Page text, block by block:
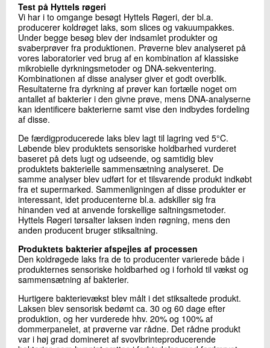
Send
Test på Hyttels røgeri
Vi har i to omgange besøgt Hyttels Røgeri, der bl.a.
producerer koldrøget laks, som slices og vakuumpakkes.
Under begge besøg blev der indsamlet produkter og
svaberprøver fra produktionen. Prøverne blev analyseret på
vores laboratorier ved brug af en kombination af klassiske
mikrobielle dyrkningsmetoder og DNA-sekventering.
Kombinationen af disse analyser giver et godt overblik.
Resultaterne fra dyrkning af prøver kan fortælle noget om
antallet af bakterier i den givne prøve, mens DNA-analyserne
kan identificere bakterierne samt vise den indbydes fordeling
af disse.
De færdigproducerede laks blev lagt til lagring ved 5°C.
Løbende blev produktets sensoriske holdbarhed vurderet
baseret på dets lugt og udseende, og samtidig blev
produktets bakterielle sammensætning analyseret. De
samme analyser blev udført for et tilsvarende produkt indkøbt
fra et supermarked. Sammenligningen af disse produkter er
interessant, idet producenterne bl.a. adskiller sig fra
hinanden ved at anvende forskellige saltningsmetoder.
Hyttels Røgeri tørsalter laksen inden røgning, mens den
anden producent bruger stiksaltning.
Produktets bakterier afspejles af processen
Den koldrøgede laks fra de to producenter varierede både i
produkternes sensoriske holdbarhed og i forhold til vækst og
sammensætning af bakterier.
Hurtigere bakterievækst blev målt i det stiksaltede produkt.
Laksen blev sensorisk bedømt ca. 30 og 60 dage efter
produktion, og her vurderede hhv. 20% og 100% af
dommerpanelet, at prøverne var rådne. Det rådne produkt
var i høj grad domineret af svovlbrinteproducerende